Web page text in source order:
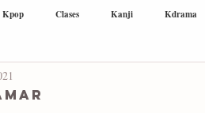
Kpop Clases Kanji Kdrama